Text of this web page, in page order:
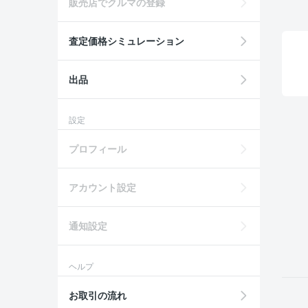
査定価格シミュレーション
出品
設定
プロフィール
アカウント設定
通知設定
ヘルプ
お取引の流れ